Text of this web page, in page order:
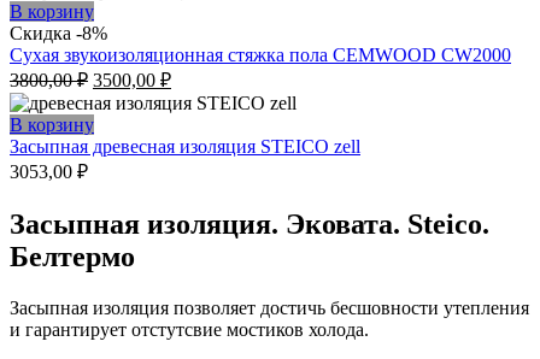
В корзину
Скидка -8%
Сухая звукоизоляционная стяжка пола CEMWOOD CW2000
3800,00₽ Первоначальная
цена
составляла
3800,00 ₽.
3500,00 ₽Текущая
цена:
В корзину
Засыпная древесная изоляция STEICO zell
3053,00 ₽
Засыпная изоляция. Эковата. Steico.
Белтермо
Засыпная изоляция позволяет достичь бесшовности утепления
и гарантирует отстутсвие мостиков холода.